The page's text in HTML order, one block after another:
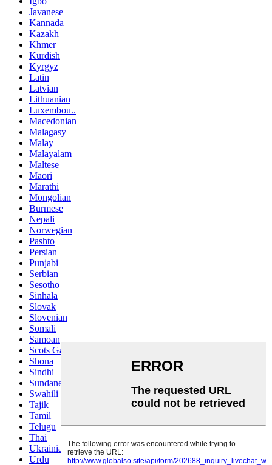
Javanese
Kannada
Kazakh
Khmer
Kurdish
Kyrgyz
Latin
Latvian
Lithuanian
Luxembou..
Macedonian
Malagasy
Malay
Malayalam
Maltese
Maori
Marathi
Mongolian
Burmese
Nepali
Norwegian
Pashto
Persian
Punjabi
Serbian
Sesotho
Sinhala
Slovak
Slovenian
Somali
Samoan
Scots Gaelic
Shona
Sindhi
Sundanese
Swahili
Tajik
Tamil
Telugu
Thai
Ukrainian
Urdu